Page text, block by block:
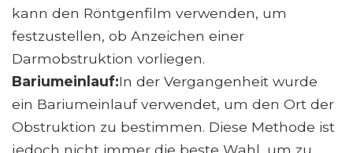
kann den Röntgenfilm verwenden, um
festzustellen, ob Anzeichen einer
Darmobstruktion vorliegen.
Bariumeinlauf:In der Vergangenheit wurde
ein Bariumeinlauf verwendet, um den Ort der
Obstruktion zu bestimmen. Diese Methode ist